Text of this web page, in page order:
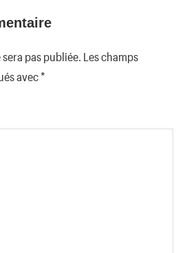
pas publiée. Les champs
avec*